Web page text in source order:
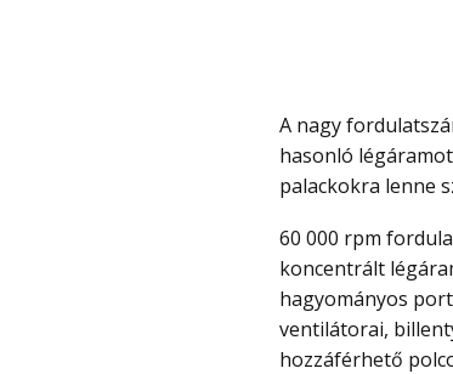
A nagy fordulatszámú turbóventilátoros rendszer célja, hogy sűrített levegőhöz
hasonló
palackokra lenne
60 000 rpm fordulatra akár 1200 gramm szélnyomás leadására képes, így
koncentrált
hagyományos
ventilátorai,
hozzáférhető